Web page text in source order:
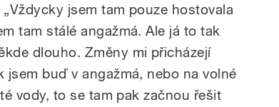
jsem tam pouze hostovala
tam stálé angažmá. Ale já to tak
dlouho. Změny mi přicházejí
jsem buď v angažmá, nebo na volné
vody, to se tam pak začnou řešit